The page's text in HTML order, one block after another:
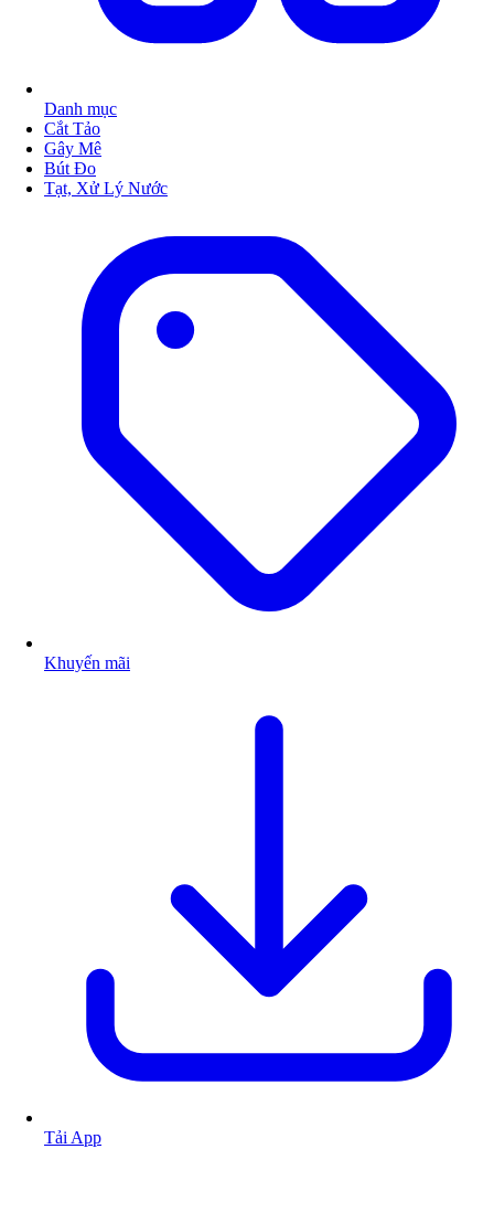
Danh mục
Cắt Tảo
Gây Mê
Bút Đo
Tạt, Xử Lý Nước
Khuyến mãi
Tải App